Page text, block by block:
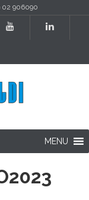
02 906090
MENU